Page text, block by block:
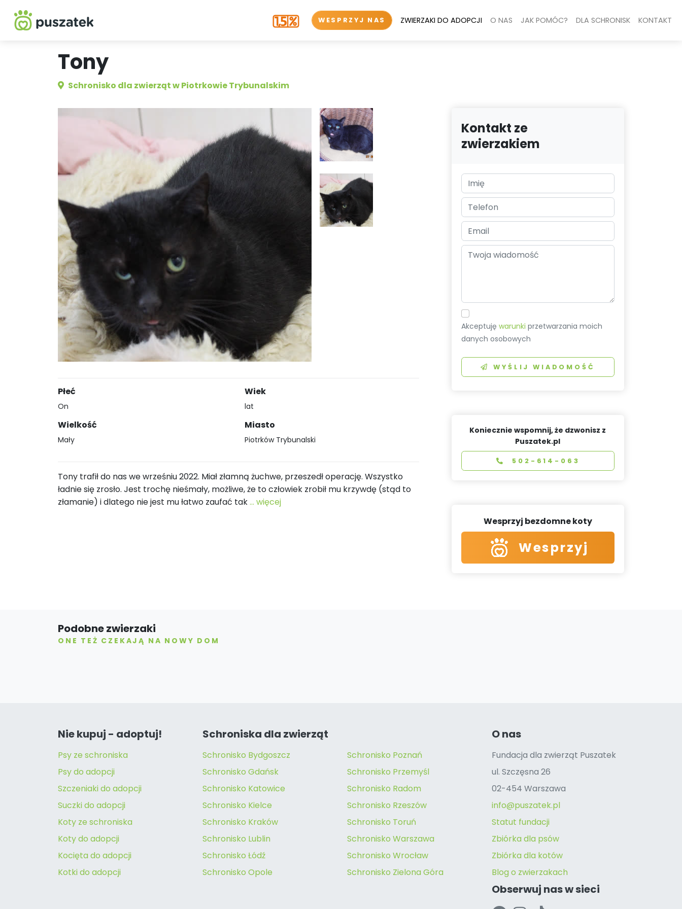
WESPRZYJ NAS ZWIERZAKI DO ADOPCJI O NAS JAK POMÓC? DLA SCHRONISK KONTAKT
Tony
Schronisko dla zwierząt w Piotrkowie Trybunalskim
Płeć
On
Wielkość
Mały
Wiek
lat
Miasto
Piotrków Trybunalski
Tony trafił do nas we wrześniu 2022. Miał złamną żuchwe, przeszedł operację. Wszystko
ładnie się zrosło. Jest trochę nieśmały, możliwe, że to człowiek zrobił mu krzywdę (stąd to
złamanie) i dlatego nie jest mu łatwo zaufać tak... więcej
Kontakt ze
zwierzakiem
Akceptujęwarunki przetwarzania moich
danych osobowych
WYŚLIJ WIADOMOŚĆ
Koniecznie wspomnij, że dzwonisz z
Puszatek.pl
502-614-063
Wesprzyj bezdomne koty
Wesprzyj
Podobne zwierzaki
ONE TEŻ CZEKAJĄ NA NOWY DOM
Nie kupuj - adoptuj!
Psy ze schroniska
Psy do adopcji
Szczeniaki do adopcji
Suczki do adopcji
Koty ze schroniska
Koty do adopcji
Kocięta do adopcji
Kotki do adopcji
Schroniska dla zwierząt
Schronisko Bydgoszcz
Schronisko Gdańsk
Schronisko Katowice
Schronisko Kielce
Schronisko Kraków
Schronisko Lublin
Schronisko Łódź
Schronisko Opole
Schronisko Poznań
Schronisko Przemyśl
Schronisko Radom
Schronisko Rzeszów
Schronisko Toruń
Schronisko Warszawa
Schronisko Wrocław
Schronisko Zielona Góra
O nas
Fundacja dla zwierząt Puszatek
ul. Szczęsna 26
02-454 Warszawa
info@puszatek.pl
Statut fundacji
Zbiórka dla psów
Zbiórka dla kotów
Blog o zwierzakach
Obserwuj nas w sieci